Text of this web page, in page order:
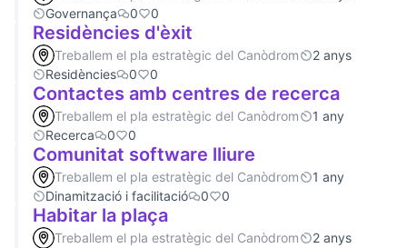
Governança
0 0
Residències d'èxit
Treballem el pla estratègic del Canòdrom
2 anys
Residències
0 0
Contactes amb centres de recerca
Treballem el pla estratègic del Canòdrom
1 any
Recerca
0 0
Comunitat software lliure
Treballem el pla estratègic del Canòdrom
1 any
Dinamització i facilitació
0 0
Habitar la plaça
Treballem el pla estratègic del Canòdrom
2 anys